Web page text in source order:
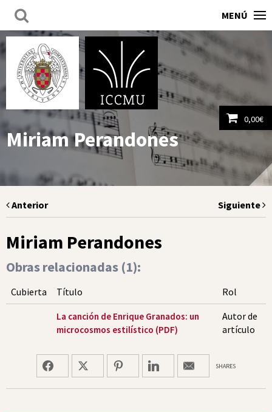
MENÚ
0,00€
Ver carrito
Miriam Perandones
Anterior Siguiente
Miriam Perandones
Obras relacionadas (1):
Cubierta Título Rol
La canción de Enrique Granados: un
microcosmos estilístico (PDF)
Autor de
artículo
SHARES